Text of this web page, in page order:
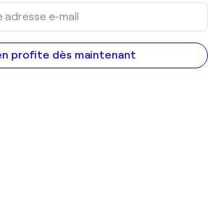
profite dès maintenant